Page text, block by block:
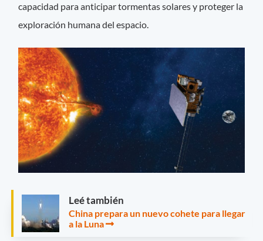
capacidad para anticipar tormentas solares y proteger la
exploración humana del espacio.
Leé también
China prepara un nuevo cohete para llegar
a la Luna